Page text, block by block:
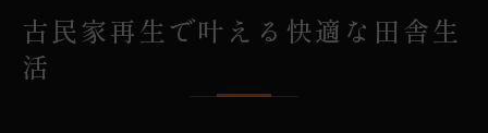
古民家再生で叶える快適な田舎生
活